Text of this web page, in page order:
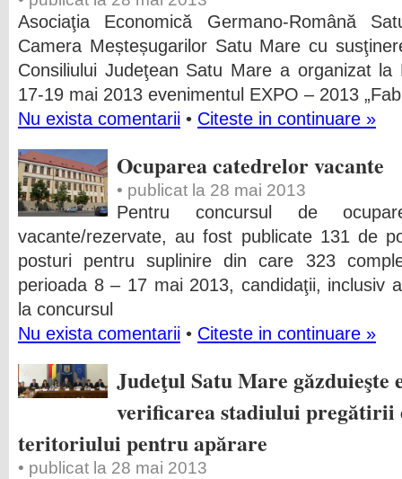
Asociaţia Economică Germano-Română
Camera Meșteșugarilor Satu Mare cu
Consiliului Judeţean Satu Mare a organizat
17-19 mai 2013 evenimentul EXPO – 2013
Nu exista comentarii • Citeste in continuare »
Ocuparea catedrelor vacante
• publicat la 28 mai 2013
Pentru concursul de
vacante/rezervate, au fost publicate 131 de
posturi pentru suplinire din care 323
perioada 8 – 17 mai 2013, candidaţii, inclusiv
la concursul
Nu exista comentarii • Citeste in continuare »
Judeţul Satu Mare
verificarea stadiului pregătirii
teritoriului pentru apărare
• publicat la 28 mai 2013